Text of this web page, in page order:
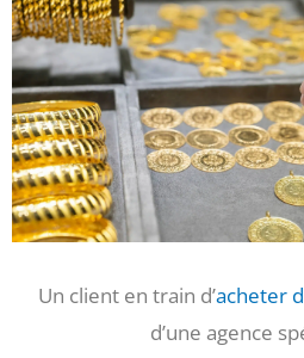
Un client en train d’acheter
d’une agence